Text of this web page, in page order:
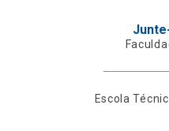
Escola